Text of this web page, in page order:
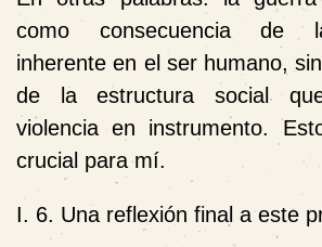
como consecuencia de
inherente en el ser humano,
de la estructura social
violencia en instrumento.
crucial para mí.
I. 6. Una reflexión final a este